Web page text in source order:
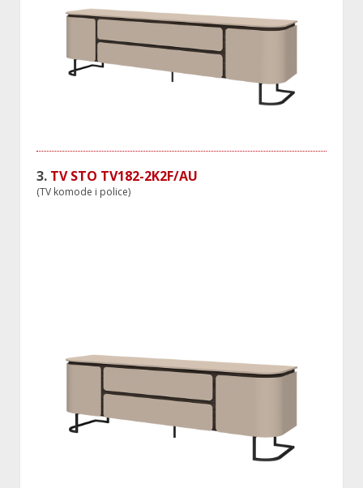
3. TV STO TV182-2K2F/AU
(TV komode i police)